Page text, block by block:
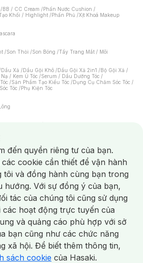
/BB / CC Cream /Phấn Nước Cushion /
Khối / Highlight /Phấn Phủ /Xịt Khoá Makeup
/Son Thỏi /Son Bóng /Tẩy Trang Mắt / Môi
/Dầu Xả /Dầu Gội Khô /Dầu Gội Xả 2in1 /Bộ Gội Xả /
Nạ / Kem Ủ Tóc /Serum / Dầu Dưỡng Tóc /
/Sản Phẩm Tạo Kiểu Tóc /Dụng Cụ Chăm Sóc Tóc /
Tóc /Phụ Kiện Tóc
Massage/Mặt Nạ Xông Hơi /Nước Rửa Tay/
Chải Đánh Răng /Bàn Chải Điện/
Răng /Máy Tăm Nước/ Nước Súc Miệng/
Miệng / Dung Dịch Vệ Sinh/Dưỡng Vùng Kín/
Vệ Sinh/Tampon/Bọt Cạo Râu /Dao Cạo Râu/
Khô / Mất Nước/ Da Lão Hóa/ Da Mụn/
Xỉn Màu Thâm / Nám / Tàn Nhang
/Viêm Da Cơ Địa
Da
Khô Dụng Cụ / Máy Rửa Mặt Máy Chăm Sóc Da
đến quyền riêng tư của bạn.
cookie cần thiết để vận hành
tôi và đồng hành cùng bạn trong
hướng. Với sự đồng ý của bạn,
tác của chúng tôi cũng sử dụng
các hoạt động trực tuyến của
và quảng cáo phù hợp với sở
bạn cũng như các chức năng
xã hội. Để biết thêm thông tin,
sách cookie của Hasaki.